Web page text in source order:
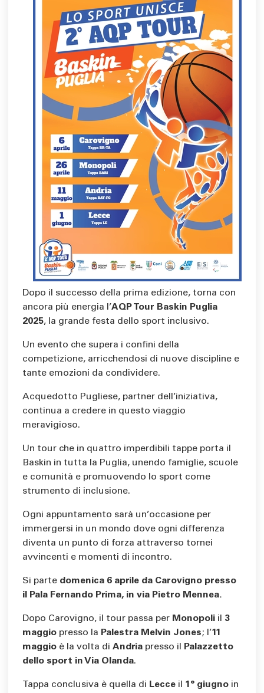
Dopo il successo della prima edizione, torna con
ancora più energia l’AQP Tour Baskin Puglia
2025, la grande festa dello sport inclusivo.
Un evento che supera i confini della
competizione, arricchendosi di nuove discipline e
tante emozioni da condividere.
Acquedotto Pugliese, partner dell’iniziativa,
continua a credere in questo viaggio
meravigioso.
Un tour che in quattro imperdibili tappe porta il
Baskin in tutta la Puglia, unendo famiglie, scuole
e comunità e promuovendo lo sport come
strumento di inclusione.
Ogni appuntamento sarà un’occasione per
immergersi in un mondo dove ogni differenza
diventa un punto di forza attraverso tornei
avvincenti e momenti di incontro.
Si parte domenica 6 aprile da Carovigno presso
il Pala Fernando Prima, in via Pietro Mennea.
Dopo Carovigno, il tour passa per Monopoli il 3
maggio presso la Palestra Melvin Jones; l’11
maggio è la volta di Andria presso il
Palazzetto
dello sport in Via Olanda.
Tappa conclusiva è quella di Lecce il 1° giugno in